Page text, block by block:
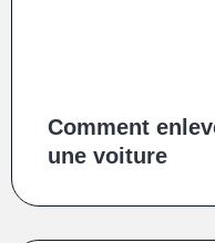
Comment
une voiture